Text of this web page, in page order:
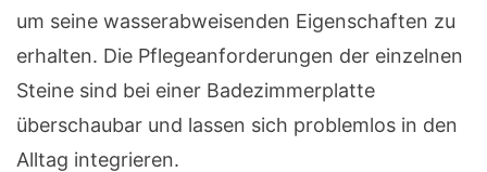
um seine wasserabweisenden Eigenschaften zu
erhalten. Die Pflegeanforderungen der einzelnen
Steine sind bei einer Badezimmerplatte
überschaubar und lassen sich problemlos in den
Alltag integrieren.